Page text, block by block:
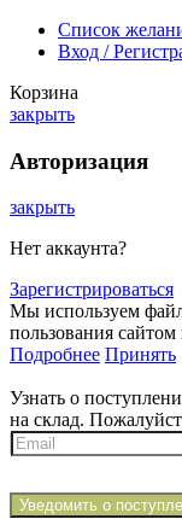
Список
Вход /
Корзина
закрыть
Авторизация
закрыть
Нет аккаунта?
Зарегистрироваться
Мы используем
пользования
Подробнее Принять
Узнать о
на склад.
Уведомить о